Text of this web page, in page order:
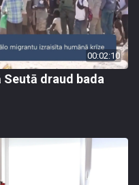
00:02:10
draud bada